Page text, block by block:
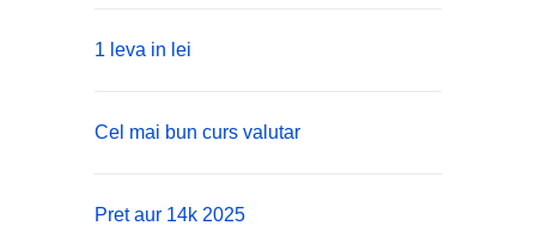
1 leva in lei
Cel mai bun curs valutar
Pret aur 14k 2025